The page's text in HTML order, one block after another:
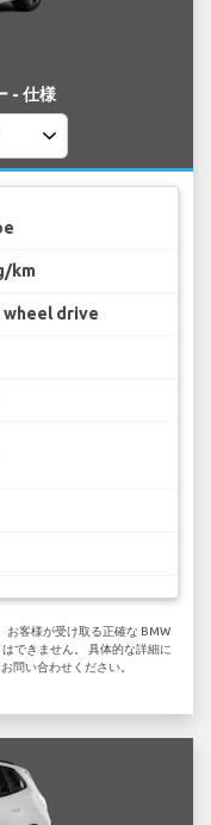
- 仕様
km
wheel drive
お客様が受け取る正確な BMW
できません。 具体的な詳細に
問い合わせください。